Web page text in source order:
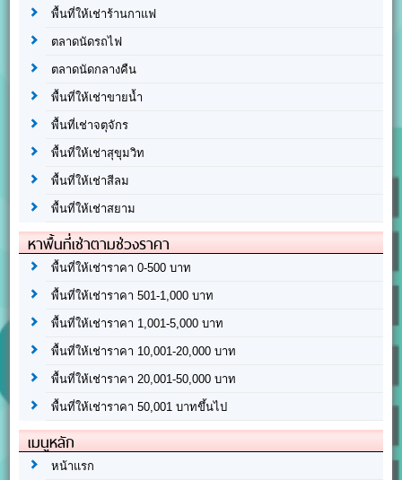
พื้นที่ให้เช่าร้านกาแฟ
ตลาดนัดรถไฟ
ตลาดนัดกลางคืน
พื้นที่ให้เช่าขายน้ำ
พื้นที่เช่าจตุจักร
พื้นที่ให้เช่าสุขุมวิท
พื้นที่ให้เช่าสีลม
พื้นที่ให้เช่าสยาม
หาพื้นที่เช่าตามช่วงราคา
พื้นที่ให้เช่าราคา 0-500 บาท
พื้นที่ให้เช่าราคา 501-1,000 บาท
พื้นที่ให้เช่าราคา 1,001-5,000 บาท
พื้นที่ให้เช่าราคา 10,001-20,000 บาท
พื้นที่ให้เช่าราคา 20,001-50,000 บาท
พื้นที่ให้เช่าราคา 50,001 บาทขึ้นไป
เมนูหลัก
หน้าแรก